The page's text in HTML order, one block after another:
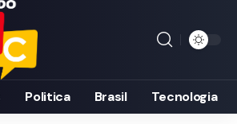
Politica Brasil Tecnologia